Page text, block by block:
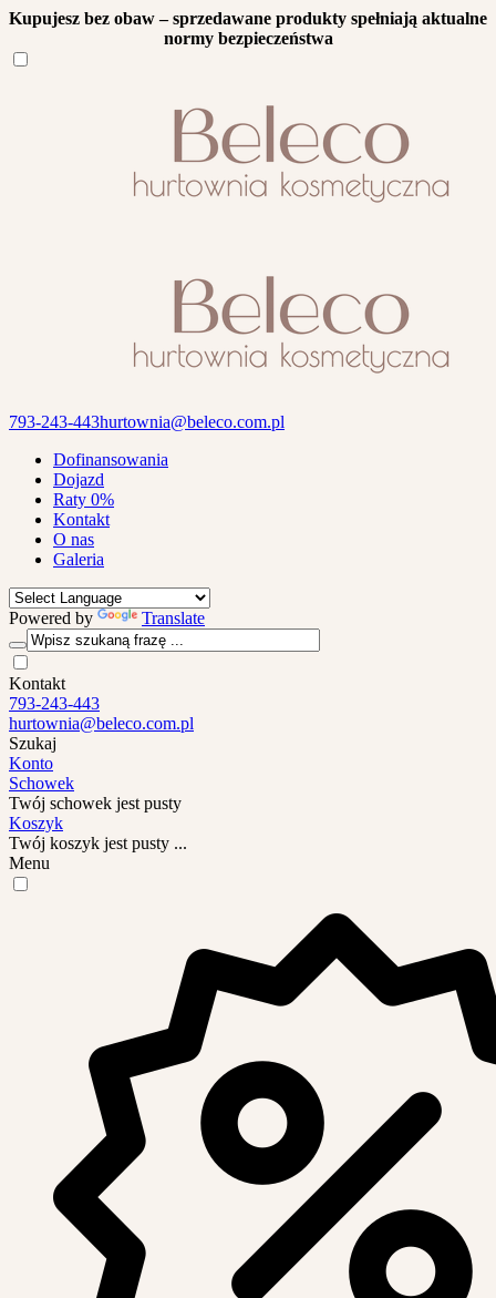
Kupujesz bez obaw – sprzedawane produkty spełniają aktualne
normy bezpieczeństwa
793-243-443hurtownia@beleco.com.pl
Dofinansowania
Dojazd
Raty 0%
Kontakt
O nas
Galeria
Powered by Translate
Kontakt
793-243-443
hurtownia@beleco.com.pl
Szukaj
Konto
Schowek
Twój schowek jest pusty
Koszyk
Twój koszyk jest pusty ...
Menu